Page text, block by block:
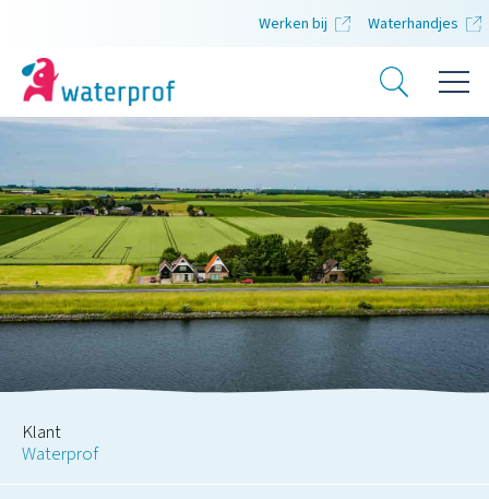
Werken bij Waterhandjes
Klant
Waterprof